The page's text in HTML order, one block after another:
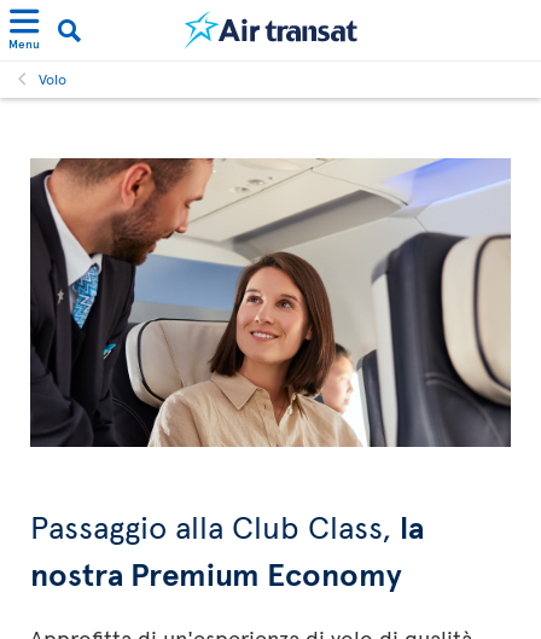
Menu
Volo
Passaggio alla Club Class, la
nostra Premium Economy